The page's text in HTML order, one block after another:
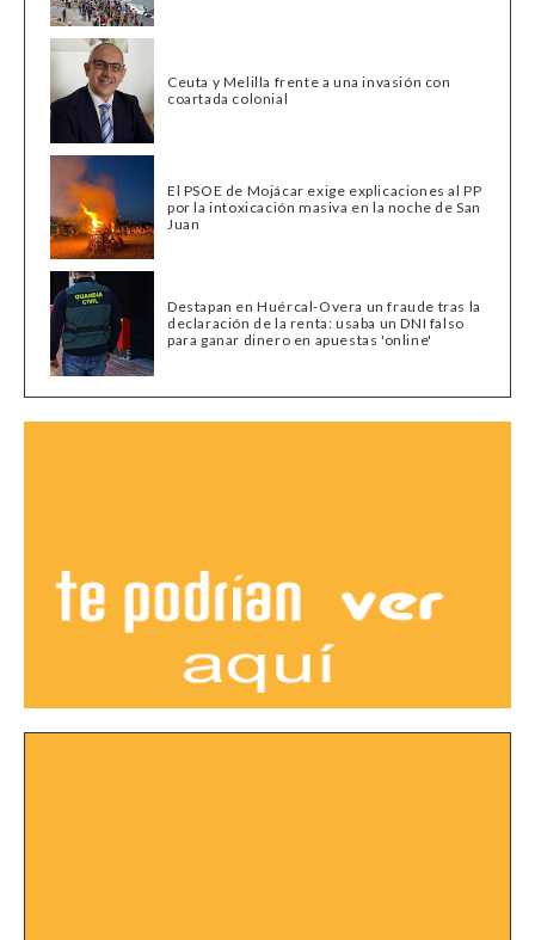
Ceuta y Melilla frente a una invasión con
coartada colonial
El PSOE de Mojácar exige explicaciones al PP
por la intoxicación masiva en la noche de San
Juan
Destapan en Huércal-Overa un fraude tras la
declaración de la renta: usaba un DNI falso
para ganar dinero en apuestas 'online'